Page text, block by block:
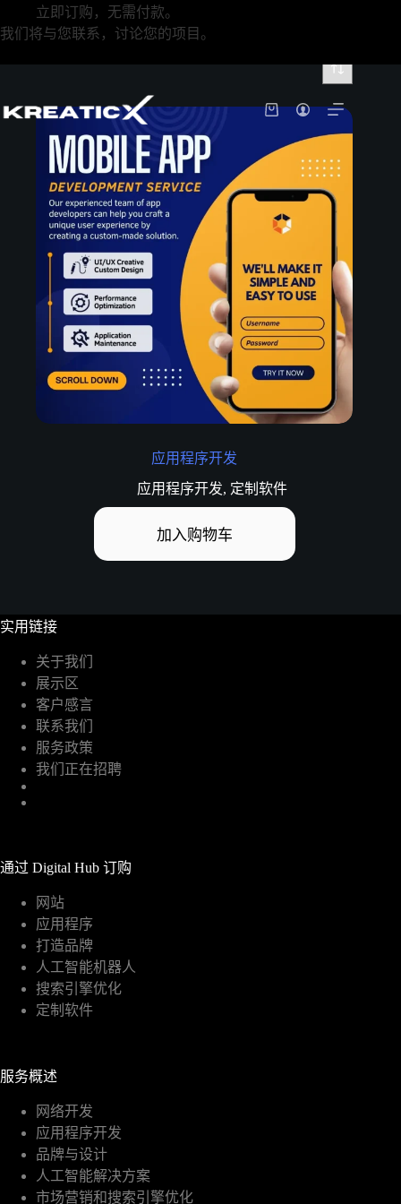
立即订购，无需付款。
我们将与您联系，讨论您的项目。
应用程序开发
应用程序开发, 定制软件
加入购物车
实用链接
关于我们
展示区
客户感言
联系我们
服务政策
我们正在招聘
通过 Digital Hub 订购
网站
应用程序
打造品牌
人工智能机器人
搜索引擎优化
定制软件
服务概述
网络开发
应用程序开发
品牌与设计
人工智能解决方案
市场营销和搜索引擎优化